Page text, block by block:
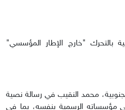
بالتحرك "خارج الإطار المؤسسي"
محمد النقيب في رسالة نصية
بنى مؤسساته الرسمية بنفسه، بما في